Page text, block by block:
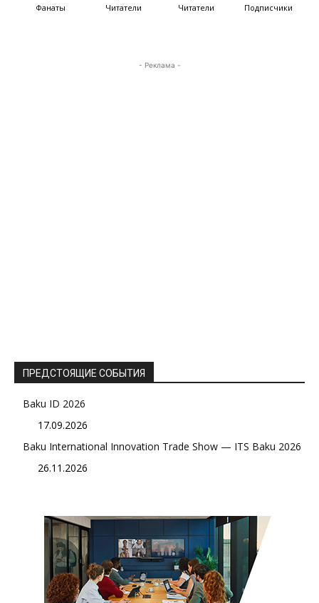
Фанаты Читатели Читатели Подписчики
- Реклама -
ПРЕДСТОЯЩИЕ СОБЫТИЯ
Baku ID 2026
17.09.2026
Baku International Innovation Trade Show — ITS Baku 2026
26.11.2026